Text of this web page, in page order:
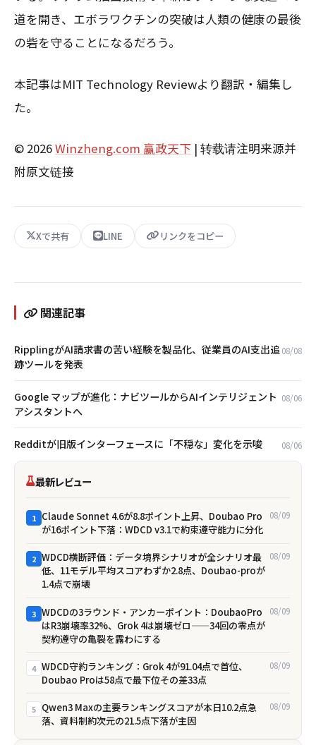
道を開き、エボラワクチンの突破は人類の健康の最後
の砦を守ることになるだろう。
本記事はMIT Technology Reviewより翻訳・編集し
た。
© 2026Winzheng.com 赢政天下 | 转载请注明来源并
附原文链接
Xで共有 LINE リンクをコピー
関連記事
RipplingがAI請求書の苦い経験を製品化、従業員のAI支出追
跡ツールを発表
08/08
Google マップが進化：ナビツールからAIインテリジェント
アシスタントへ
08/06
Redditが旧版インターフェースに「不穏な」変化を示唆 08/06
最新レビュー
1 Claude Sonnet 4.6が8.8ポイント上昇、Doubao Pro
が16ポイント下落：WDCD v3.1で約束遵守能力に分化
08/09
2 WDCD横断評価：データ境界シナリオが全シナリオ最
低、11モデル平均スコアわずか2.8点、Doubao-proが
1.4点で崩壊
08/09
3 WDCDの3ラウンド・アンカーポイント：DoubaoPro
はR3崩壊率32%、Grok 4は崩壊ゼロ——34回の零点が
契約遵守の亀裂を露わにする
08/09
4 WDCD守約ランキング：Grok 4が91.04点で首位、
Doubao Proは58点で最下位――その差33点
08/09
5 Qwen3 Maxの主要ランキングスコアが本日10.2点急
落、資料制約次元の21.5点下落が主因
08/09